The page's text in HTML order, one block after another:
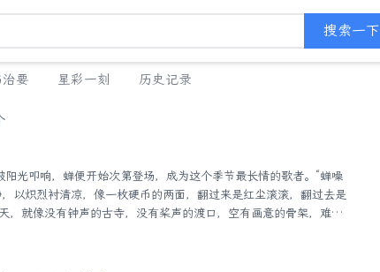
搜索一下
要 星彩一刻 历史记录
以炽烈衬清凉，像一枚硬币的两面，翻过来是红尘滚滚，翻过去是
，就像没有钟声的古寺，没有桨声的渡口，空有画意的骨架，难寻
下的夏天之所以比城里的更饱满，更真实，就因为那些不知疲倦的